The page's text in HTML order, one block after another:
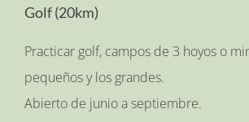
Golf (20km)
Practicar golf, campos de 3 hoyos o
pequeños y los grandes.
Abierto de junio a septiembre.